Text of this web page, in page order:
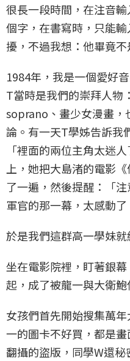
很長一段時間，在注音
個字，在書寫時，只能
擾，不過我想：他畢竟不
1984年，我是一個愛好
T當時是我們的崇拜人物
soprano、畫少女漫畫，
論。有一天T學姊告訴我
「裡面的兩位主角太迷
上，她把大島渚的電影
了一遍，然後提醒：「
軍官的那一幕，太感動了
於是我們這群高一學妹就
坐在電影院裡，盯著銀
起，成了被龍一與大衛
女孩們首先開始搜集萬
一的圖卡不好買，都是
翻攝的盜版，同學W還